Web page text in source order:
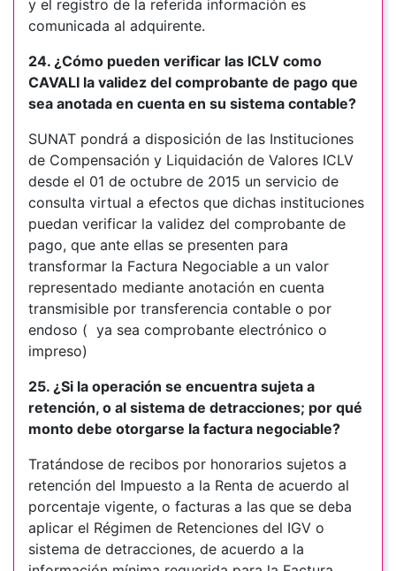
y el registro de la referida información es
comunicada al adquirente.
24. ¿Cómo pueden verificar las ICLV como
CAVALI la validez del comprobante de pago que
sea anotada en cuenta en su sistema contable?
SUNAT pondrá a disposición de las Instituciones
de Compensación y Liquidación de Valores ICLV
desde el 01 de octubre de 2015 un servicio de
consulta virtual a efectos que dichas instituciones
puedan verificar la validez del comprobante de
pago, que ante ellas se presenten para
transformar la Factura Negociable a un valor
representado mediante anotación en cuenta
transmisible por transferencia contable o por
endoso ( ya sea comprobante electrónico o
impreso)
25. ¿Si la operación se encuentra sujeta a
retención, o al sistema de detracciones; por qué
monto debe otorgarse la factura negociable?
Tratándose de recibos por honorarios sujetos a
retención del Impuesto a la Renta de acuerdo al
porcentaje vigente, o facturas a las que se deba
aplicar el Régimen de Retenciones del IGV o
sistema de detracciones, de acuerdo a la